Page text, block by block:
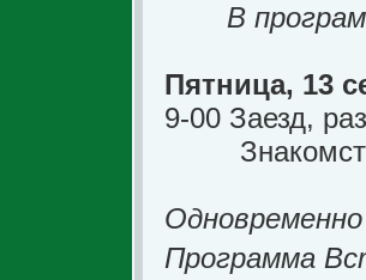
В
Пятница, 13
9-00 Заезд,
Программа